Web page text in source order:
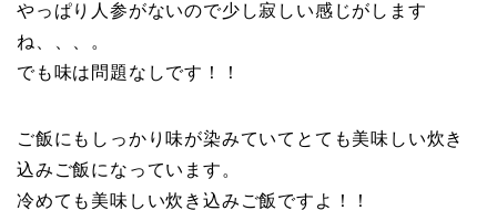
やっぱり人参がないので少し寂しい感じがします
ね、、、。
でも味は問題なしです！！
ご飯にもしっかり味が染みていてとても美味しい炊き
込みご飯になっています。
冷めても美味しい炊き込みご飯ですよ！！